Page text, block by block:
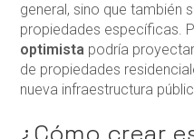
general, sino que también
propiedades específicas.
optimista podría
de propiedades
nueva infraestructura